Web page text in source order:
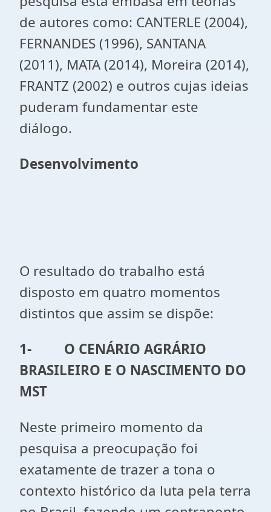
de autores como: CANTERLE (2004),
FERNANDES (1996), SANTANA
(2011), MATA (2014), Moreira (2014),
FRANTZ (2002) e outros cujas ideias
puderam fundamentar este
diálogo.
Desenvolvimento
O resultado do trabalho está
disposto em quatro momentos
distintos que assim se dispõe:
1- O CENÁRIO AGRÁRIO
BRASILEIRO E O NASCIMENTO DO
MST
Neste primeiro momento da
pesquisa a preocupação foi
exatamente de trazer a tona o
contexto histórico da luta pela terra